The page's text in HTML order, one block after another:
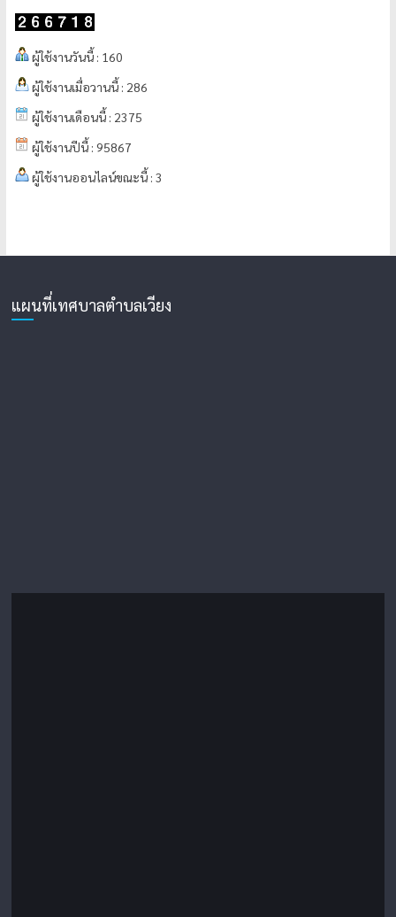
ผู้ใช้งานวันนี้ : 160
ผู้ใช้งานเมื่อวานนี้ : 286
ผู้ใช้งานเดือนนี้ : 2375
ผู้ใช้งานปีนี้ : 95867
ผู้ใช้งานออนไลน์ขณะนี้ : 3
แผนที่เทศบาลตำบลเวียง